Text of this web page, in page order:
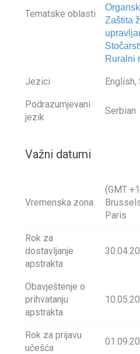
Tematske oblasti
Zaštita
Ruralni
Jezici English,
Podrazumjevani
jezik
Serbian
Važni datumi
Vremenska zona
(GMT
Paris
Rok za
dostavljanje
apstrakta
Obavještenje o
prihvatanju
apstrakta
Rok za prijavu
učešća